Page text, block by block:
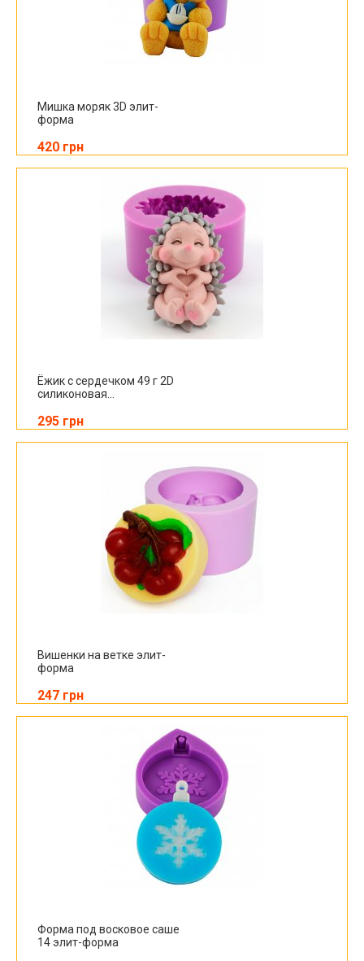
Мишка моряк 3D элит-
форма
420 грн
Ёжик с сердечком 49 г 2D
силиконовая...
295 грн
Вишенки на ветке элит-
форма
247 грн
Форма под восковое саше
14 элит-форма